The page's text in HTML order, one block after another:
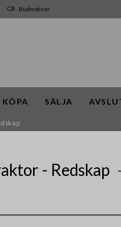
Budnotiser
KÖPA SÄLJA
- Redskap